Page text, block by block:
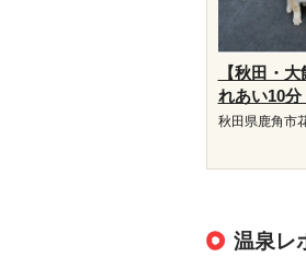
【秋田・
れあい10分
秋田県鹿角市
温泉レ